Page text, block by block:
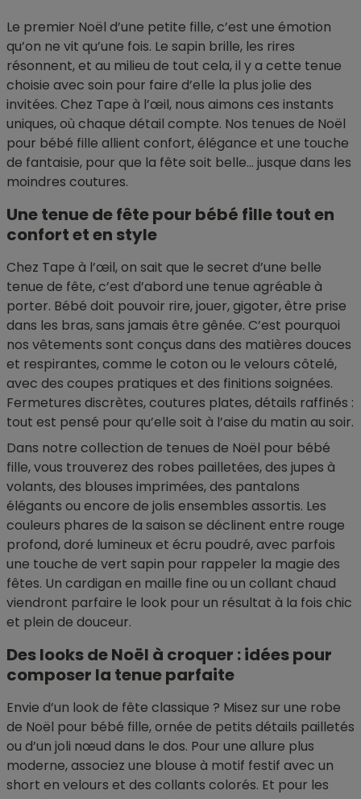
Le premier Noël d’une petite fille, c’est une émotion
qu’on ne vit qu’une fois. Le sapin brille, les rires
résonnent, et au milieu de tout cela, il y a cette tenue
choisie avec soin pour faire d’elle la plus jolie des
invitées. Chez Tape à l’œil, nous aimons ces instants
uniques, où chaque détail compte. Nos tenues de Noël
pour bébé fille allient confort, élégance et une touche
de fantaisie, pour que la fête soit belle… jusque dans les
moindres coutures.
Une tenue de fête pour bébé fille tout en
confort et en style
Chez Tape à l’œil, on sait que le secret d’une belle
tenue de fête, c’est d’abord une tenue agréable à
porter. Bébé doit pouvoir rire, jouer, gigoter, être prise
dans les bras, sans jamais être gênée. C’est pourquoi
nos vêtements sont conçus dans des matières douces
et respirantes, comme le coton ou le velours côtelé,
avec des coupes pratiques et des finitions soignées.
Fermetures discrètes, coutures plates, détails raffinés :
tout est pensé pour qu’elle soit à l’aise du matin au soir.
Dans notre collection de tenues de Noël pour bébé
fille, vous trouverez des robes pailletées, des jupes à
volants, des blouses imprimées, des pantalons
élégants ou encore de jolis ensembles assortis. Les
couleurs phares de la saison se déclinent entre rouge
profond, doré lumineux et écru poudré, avec parfois
une touche de vert sapin pour rappeler la magie des
fêtes. Un cardigan en maille fine ou un collant chaud
viendront parfaire le look pour un résultat à la fois chic
et plein de douceur.
Des looks de Noël à croquer : idées pour
composer la tenue parfaite
Envie d’un look de fête classique ? Misez sur une robe
de Noël pour bébé fille, ornée de petits détails pailletés
ou d’un joli nœud dans le dos. Pour une allure plus
moderne, associez une blouse à motif festif avec un
short en velours et des collants colorés. Et pour les